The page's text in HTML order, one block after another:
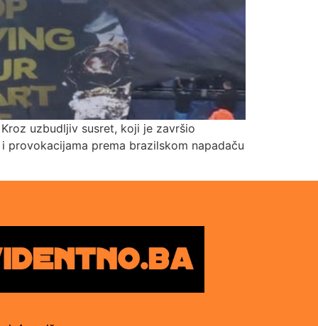
uzbudljiv susret, koji je završio
provokacijama prema brazilskom napadaču